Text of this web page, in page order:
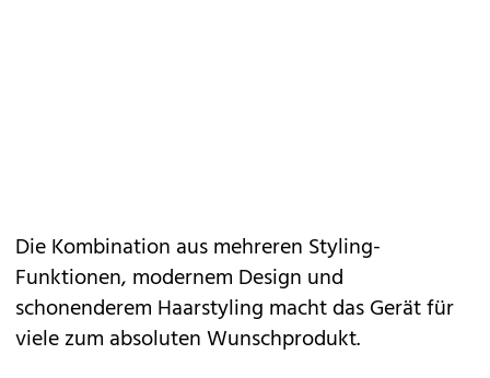
Die Kombination aus mehreren Styling-
Funktionen, modernem Design und
schonenderem Haarstyling macht das Gerät für
viele zum absoluten Wunschprodukt.